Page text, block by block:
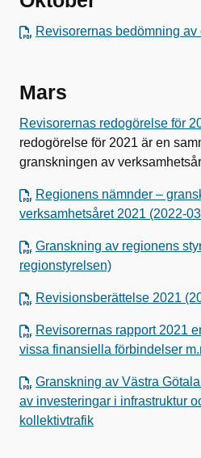
Revisorernas bedömning
Mars
Revisorernas redogörelse för
redogörelse för 2021 är en
granskningen av
Regionens nämnder –
verksamhetsåret 2021 (2022-
Granskning av regionens
regionstyrelsen)
Revisionsberättelse 2021
Revisorernas rapport 2021
vissa finansiella förbindelser
Granskning av Västra
av investeringar i infrastruktur
kollektivtrafik